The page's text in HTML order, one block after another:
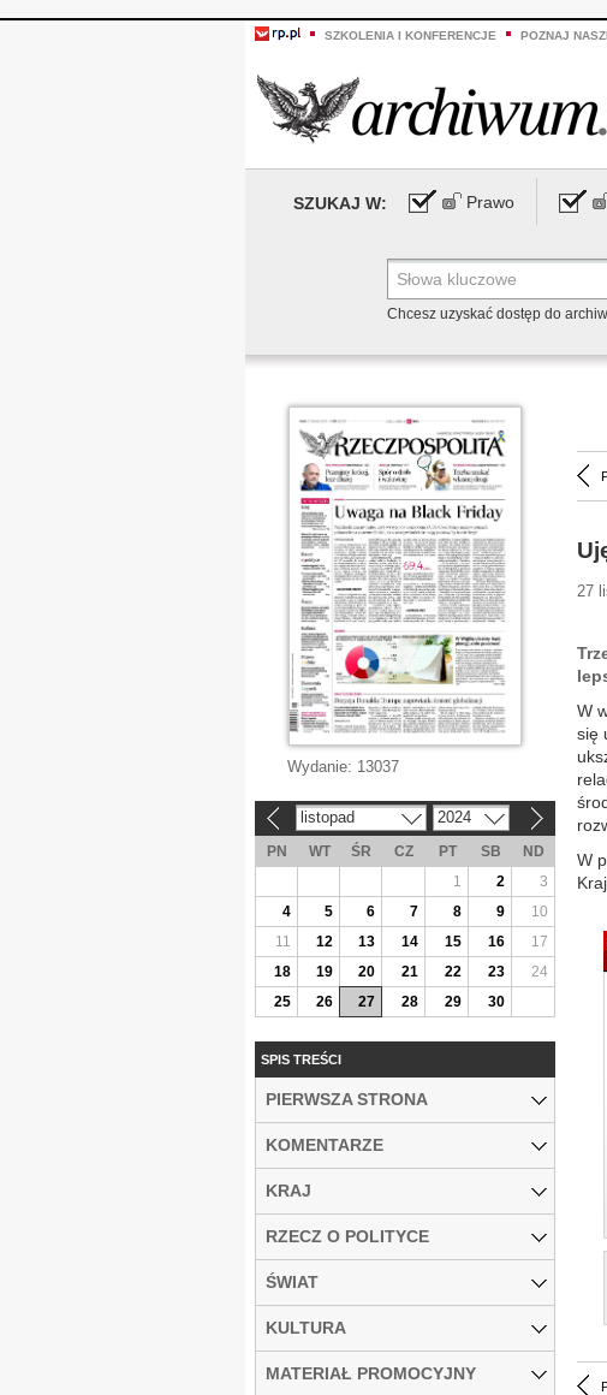
SZKOLENIA I KONFERENCJE POZNAJ
SZUKAJ W: Prawo
Chcesz uzyskać dostęp do
27
W
się
W
Wydanie: 13037
listopad 2024
PN WT ŚR CZ PT SB
ND
1
2
3
4
5 6 7 8 9
10
11
12 13 14 15 16
17
18
19 20 21 22 23
24
25
26 27 28 29 30
SPIS TREŚCI
PIERWSZA STRONA
KOMENTARZE
KRAJ
RZECZ O POLITYCE
ŚWIAT
KULTURA
MATERIAŁ PROMOCYJNY